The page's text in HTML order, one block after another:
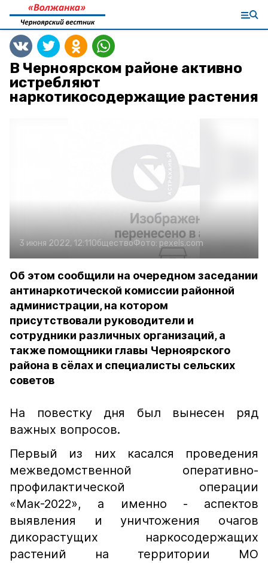
В Черноярском районе активно
истребляют
наркотикосодержащие растения
3 июня 2022, 12:11ОбществоФото: pexels.com
Об этом сообщили на очередном заседании
антинаркотической комиссии районной
администрации, на котором
присутствовали руководители и
сотрудники различных организаций, а
также помощники главы Черноярского
района в сёлах и специалисты сельских
советов
На повестку дня был вынесен ряд
важных вопросов.
Первый из них касался проведения
межведомственной оперативно-
профилактической операции
«Мак-2022», а именно - аспектов
выявления и уничтожения очагов
дикорастущих наркосодержащих
растений на территории МО